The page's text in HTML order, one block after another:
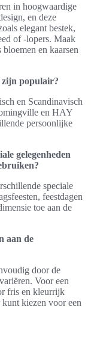
in hoogwaardige
en deze
elegant bestek,
of -lopers. Maak
en kaarsen
zijn populair?
en Scandinavisch
en HAY
persoonlijke
gelegenheden
speciale
feestdagen
toe aan de
aan de
door de
Voor een
fris en kleurrijk
kiezen voor een